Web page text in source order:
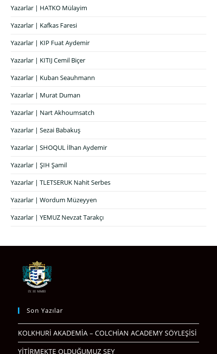
Yazarlar | HATKO Mülayim
Yazarlar | Kafkas Faresi
Yazarlar | KIP Fuat Aydemir
Yazarlar | KITIJ Cemil Biçer
Yazarlar | Kuban Seauhmann
Yazarlar | Murat Duman
Yazarlar | Nart Akhoumsatch
Yazarlar | Sezai Babakuş
Yazarlar | SHOQUL İlhan Aydemir
Yazarlar | ŞIH Şamil
Yazarlar | TLETSERUK Nahit Serbes
Yazarlar | Wordum Müzeyyen
Yazarlar | YEMUZ Nevzat Tarakçı
Son Yazılar
KOLKHURİ AKADEMİA – COLCHİAN ACADEMY SÖYLEŞİSİ
YİTİRMEKTE OLDUĞUMUZ ŞEY